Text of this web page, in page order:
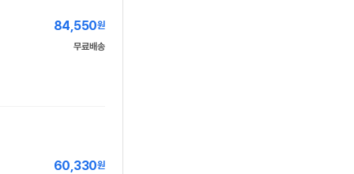
84,550원
무료배송
60,330원